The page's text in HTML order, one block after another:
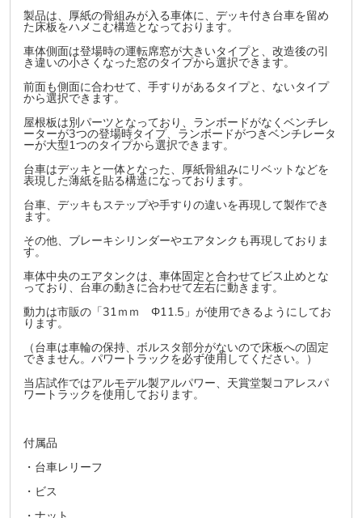
製品は、厚紙の骨組みが入る車体に、デッキ付き台車を留め
た床板をハメこむ構造となっております。
車体側面は登場時の運転席窓が大きいタイプと、改造後の引
き違いの小さくなった窓のタイプから選択できます。
前面も側面に合わせて、手すりがあるタイプと、ないタイプ
から選択できます。
屋根板は別パーツとなっており、ランボードがなくベンチレ
ーターが3つの登場時タイプ、ランボードがつきベンチレータ
ーが大型1つのタイプから選択できます。
台車はデッキと一体となった、厚紙骨組みにリベットなどを
表現した薄紙を貼る構造になっております。
台車、デッキもステップや手すりの違いを再現して製作でき
ます。
その他、ブレーキシリンダーやエアタンクも再現しておりま
す。
車体中央のエアタンクは、車体固定と合わせてビス止めとな
っており、台車の動きに合わせて左右に動きます。
動力は市販の「31ｍｍ Φ11.5」が使用できるようにしてお
ります。
（台車は車輪の保持、ボルスタ部分がないので床板への固定
できません。パワートラックを必ず使用してください。）
当店試作ではアルモデル製アルパワー、天賞堂製コアレスパ
ワートラックを使用しております。
付属品
・台車レリーフ
・ビス